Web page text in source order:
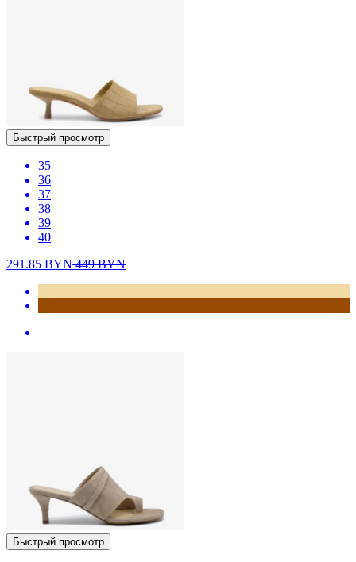
Быстрый просмотр
35
36
37
38
39
40
291.85 BYN449BYN
Быстрый просмотр